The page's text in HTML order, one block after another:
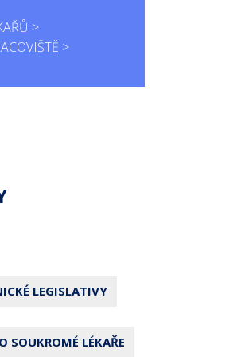
LEGISLATIVY
SOUKROMÉ LÉKAŘE